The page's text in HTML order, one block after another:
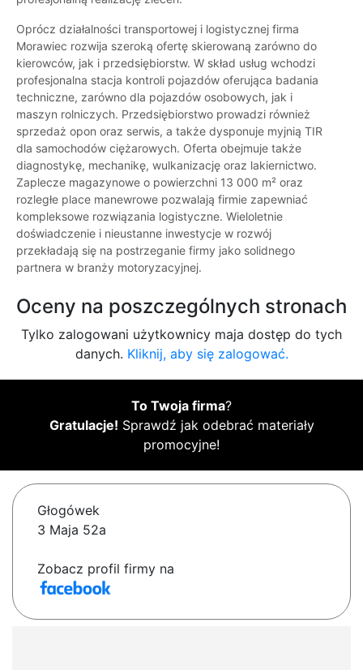
Oprócz działalności transportowej i logistycznej firma
Morawiec rozwija szeroką ofertę skierowaną zarówno do
kierowców, jak i przedsiębiorstw. W skład usług wchodzi
profesjonalna stacja kontroli pojazdów oferująca badania
techniczne, zarówno dla pojazdów osobowych, jak i
maszyn rolniczych. Przedsiębiorstwo prowadzi również
sprzedaż opon oraz serwis, a także dysponuje myjnią TIR
dla samochodów ciężarowych. Oferta obejmuje także
diagnostykę, mechanikę, wulkanizację oraz lakiernictwo.
Zaplecze magazynowe o powierzchni 13 000 m² oraz
rozległe place manewrowe pozwalają firmie zapewniać
kompleksowe rozwiązania logistyczne. Wieloletnie
doświadczenie i nieustanne inwestycje w rozwój
przekładają się na postrzeganie firmy jako solidnego
partnera w branży motoryzacyjnej.
Oceny na poszczególnych stronach
Tylko zalogowani użytkownicy maja dostęp do tych
danych. Kliknij, aby się zalogować.
To Twoja firma?
Gratulacje! Sprawdź jak odebrać materiały
promocyjne!
Głogówek
3 Maja 52a
Zobacz profil firmy na